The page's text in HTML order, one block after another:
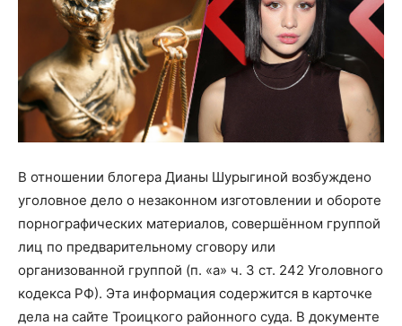
В отношении блогера Дианы Шурыгиной возбуждено
уголовное дело о незаконном изготовлении и обороте
порнографических материалов, совершённом группой
лиц по предварительному сговору или
организованной группой (п. «а» ч. 3 ст. 242 Уголовного
кодекса РФ). Эта информация содержится в карточке
дела на сайте Троицкого районного суда. В документе